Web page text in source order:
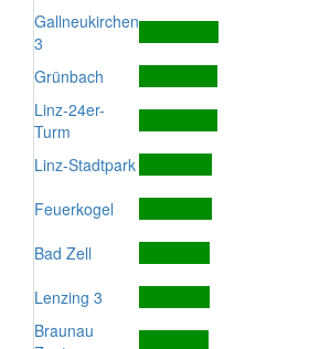
Gallneukirchen
3
Grünbach
Linz-24er-
Turm
Linz-Stadtpark
Feuerkogel
Bad Zell
Lenzing 3
Braunau